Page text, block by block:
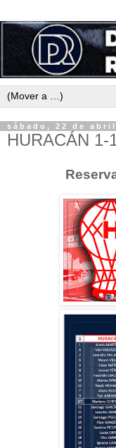
sábado, 22 de abril
HURACÁN 1-